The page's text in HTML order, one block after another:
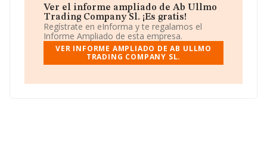
número de empleados ha estado por encima de la
media de sector.
El correo electrónico esullmo@interbook.net
La empresa españolaAb Ullmo Trading Company
, B29817541, se encuentra en Avenida Andalucia
Andalucía.
Ver el informe ampliado de Ab Ullmo
Trading Company Sl. ¡Es gratis!
Regístrate en eInforma y te regalamos el
Informe Ampliado de esta empresa.
VER INFORME AMPLIADO DE AB ULLMO
TRADING COMPANY SL.